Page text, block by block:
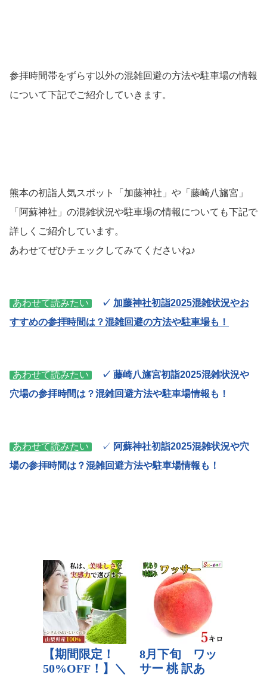
参拝時間帯をずらす以外の混雑回避の方法や駐車場の情報
について下記でご紹介していきます。
熊本の初詣人気スポット「加藤神社」や「藤崎八旛宮」
「阿蘇神社」の混雑状況や駐車場の情報についても下記で
詳しくご紹介しています。
あわせてぜひチェックしてみてくださいね♪
あわせて読みたい ✓ 加藤神社初詣2025混雑状況やお
すすめの参拝時間は？混雑回避の方法や駐車場も！
あわせて読みたい
✓ 藤崎八旛宮初詣2025混雑状況や
穴場の参拝時間は？混雑回避方法や駐車場情報も！
あわせて読みたい ✓ 阿蘇神社初詣2025混雑状況や穴
場の参拝時間は？混雑回避方法や駐車場情報も！